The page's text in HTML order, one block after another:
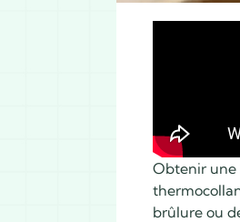
Obtenir une
brûlure ou